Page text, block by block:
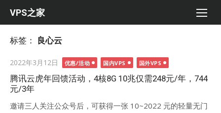
VPS之家
标签： 良心云
Posted
on
2022年3月12日 优惠/活动 国内VPS 国外VPS
腾讯云虎年回馈活动，4核8G 10兆仅需248元/年，744
元/3年
邀请三人关注公众号后，可获得一张 10~2022 元的轻量无门